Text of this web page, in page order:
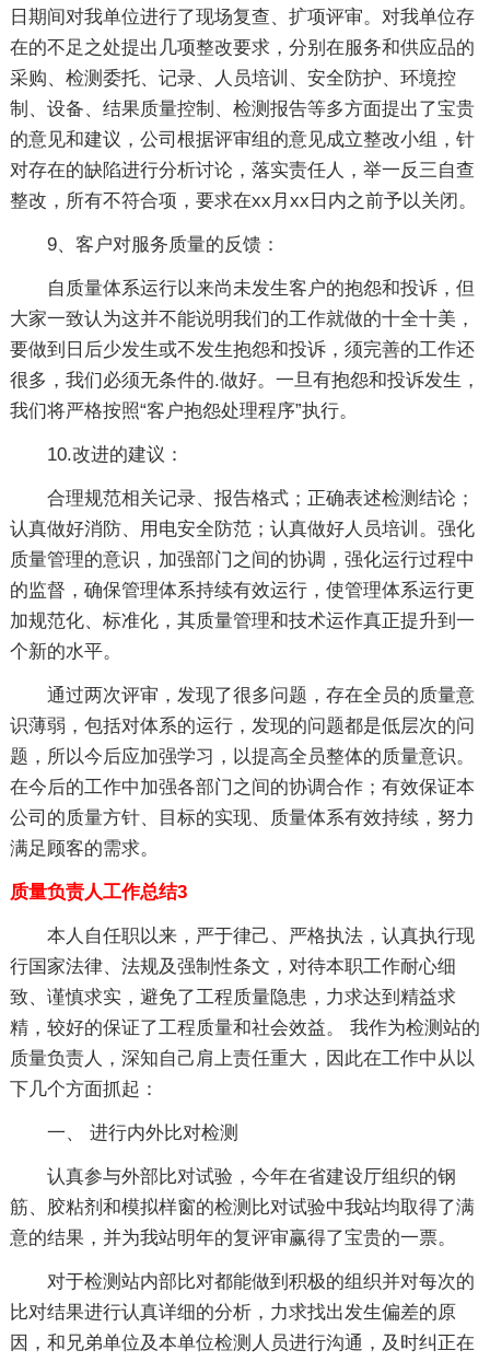
日期间对我单位进行了现场复查、扩项评审。对我单位存
在的不足之处提出几项整改要求，分别在服务和供应品的
采购、检测委托、记录、人员培训、安全防护、环境控
制、设备、结果质量控制、检测报告等多方面提出了宝贵
的意见和建议，公司根据评审组的意见成立整改小组，针
对存在的缺陷进行分析讨论，落实责任人，举一反三自查
整改，所有不符合项，要求在xx月xx日内之前予以关闭。
9、客户对服务质量的反馈：
自质量体系运行以来尚未发生客户的抱怨和投诉，但
大家一致认为这并不能说明我们的工作就做的十全十美，
要做到日后少发生或不发生抱怨和投诉，须完善的工作还
很多，我们必须无条件的.做好。一旦有抱怨和投诉发生，
我们将严格按照“客户抱怨处理程序”执行。
10.改进的建议：
合理规范相关记录、报告格式；正确表述检测结论；
认真做好消防、用电安全防范；认真做好人员培训。强化
质量管理的意识，加强部门之间的协调，强化运行过程中
的监督，确保管理体系持续有效运行，使管理体系运行更
加规范化、标准化，其质量管理和技术运作真正提升到一
个新的水平。
通过两次评审，发现了很多问题，存在全员的质量意
识薄弱，包括对体系的运行，发现的问题都是低层次的问
题，所以今后应加强学习，以提高全员整体的质量意识。
在今后的工作中加强各部门之间的协调合作；有效保证本
公司的质量方针、目标的实现、质量体系有效持续，努力
满足顾客的需求。
质量负责人工作总结3
本人自任职以来，严于律己、严格执法，认真执行现
行国家法律、法规及强制性条文，对待本职工作耐心细
致、谨慎求实，避免了工程质量隐患，力求达到精益求
精，较好的保证了工程质量和社会效益。 我作为检测站的
质量负责人，深知自己肩上责任重大，因此在工作中从以
下几个方面抓起：
一、 进行内外比对检测
认真参与外部比对试验，今年在省建设厅组织的钢
筋、胶粘剂和模拟样窗的检测比对试验中我站均取得了满
意的结果，并为我站明年的复评审赢得了宝贵的一票。
对于检测站内部比对都能做到积极的组织并对每次的
比对结果进行认真详细的分析，力求找出发生偏差的原
因，和兄弟单位及本单位检测人员进行沟通，及时纠正在